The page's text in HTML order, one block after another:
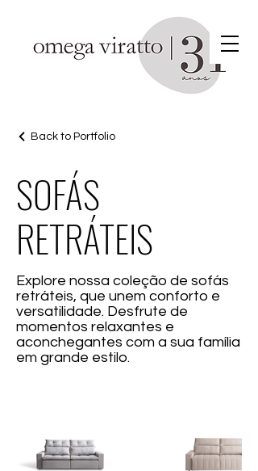
Back to Portfolio
SOFÁS
RETRÁTEIS
Explore nossa coleção de sofás
retráteis, que unem conforto e
versatilidade. Desfrute de
momentos relaxantes e
aconchegantes com a sua família
em grande estilo.